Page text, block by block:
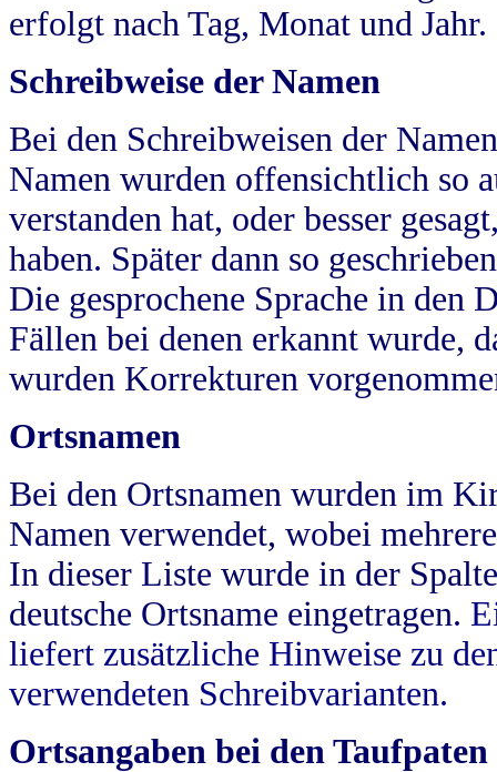
erfolgt nach Tag, Monat und Jahr.
Schreibweise der Namen
Bei den Schreibweisen der
Namen wurden offensichtlich so
verstanden hat, oder besser
haben. Später dann so
Die gesprochene Sprache in
Fällen bei denen erkannt wurde,
wurden Korrekturen
Ortsnamen
Bei den Ortsnamen wurden im
Namen verwendet, wobei
In dieser Liste wurde in der
deutsche Ortsname eingetragen.
liefert zusätzliche Hinweise zu
verwendeten Schreibvarianten.
Ortsangaben bei den Taufpaten